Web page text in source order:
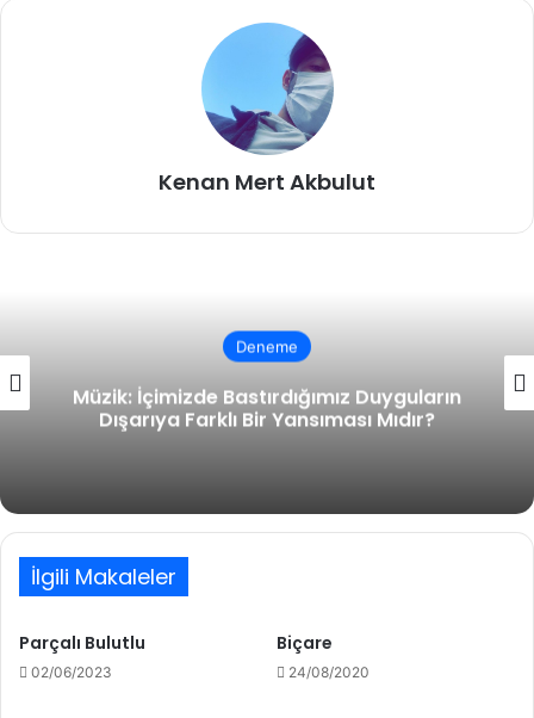
Kenan Mert Akbulut
Duyguların
Mıdır?
Edebiyat
Niyâz
İlgili Makaleler
Parçalı Bulutlu
02/06/2023
Biçare
24/08/2020